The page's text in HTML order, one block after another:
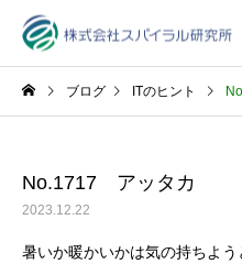
ブログ ITのヒント
No.1717 アッタカ
2023.12.22
暑いか暖かいかは気の持ちよう